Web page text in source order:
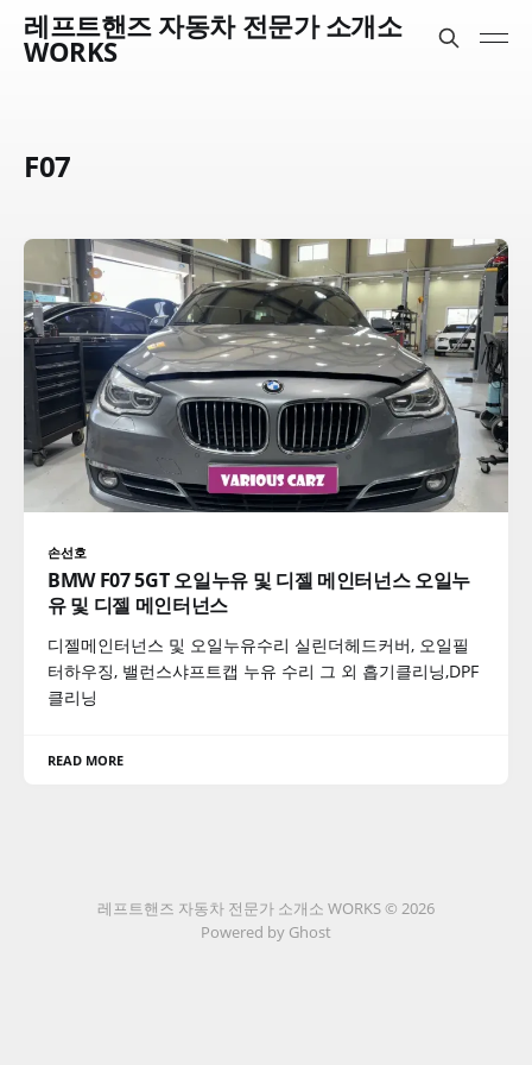
레프트핸즈 자동차 전문가 소개소
WORKS
F07
손선호
BMW F07 5GT 오일누유 및 디젤 메인터넌스 오일누
유 및 디젤 메인터넌스
디젤메인터넌스 및 오일누유수리 실린더헤드커버, 오일필
터하우징, 밸런스샤프트캡 누유 수리 그 외 흡기클리닝,DPF
클리닝
READ MORE
레프트핸즈 자동차 전문가 소개소 WORKS © 2026
Powered by Ghost